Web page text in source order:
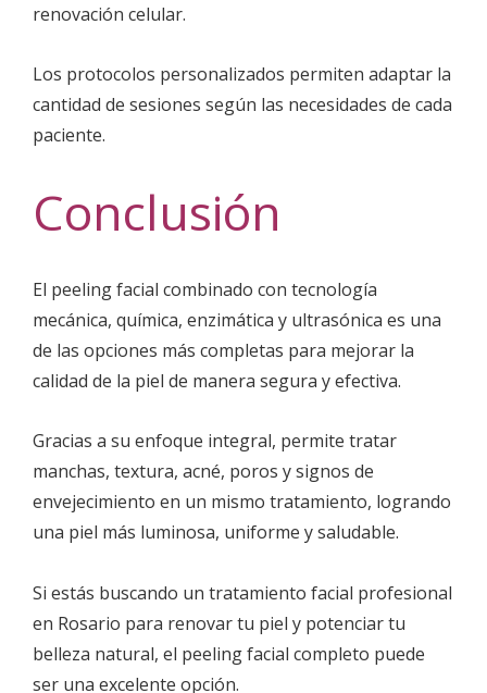
renovación celular.
Los protocolos personalizados permiten adaptar la
cantidad de sesiones según las necesidades de cada
paciente.
Conclusión
El peeling facial combinado con tecnología
mecánica, química, enzimática y ultrasónica es una
de las opciones más completas para mejorar la
calidad de la piel de manera segura y efectiva.
Gracias a su enfoque integral, permite tratar
manchas, textura, acné, poros y signos de
envejecimiento en un mismo tratamiento, logrando
una piel más luminosa, uniforme y saludable.
Si estás buscando un tratamiento facial profesional
en Rosario para renovar tu piel y potenciar tu
belleza natural, el peeling facial completo puede
ser una excelente opción.